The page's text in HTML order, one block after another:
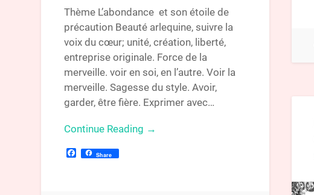
Thème L’abondance et son étoile de
précaution Beauté arlequine, suivre la
voix du cœur; unité, création, liberté,
entreprise originale. Force de la
merveille. voir en soi, en l’autre. Voir la
merveille. Sagesse du style. Avoir,
garder, être fière. Exprimer avec…
Continue Reading →
Facebook
Share